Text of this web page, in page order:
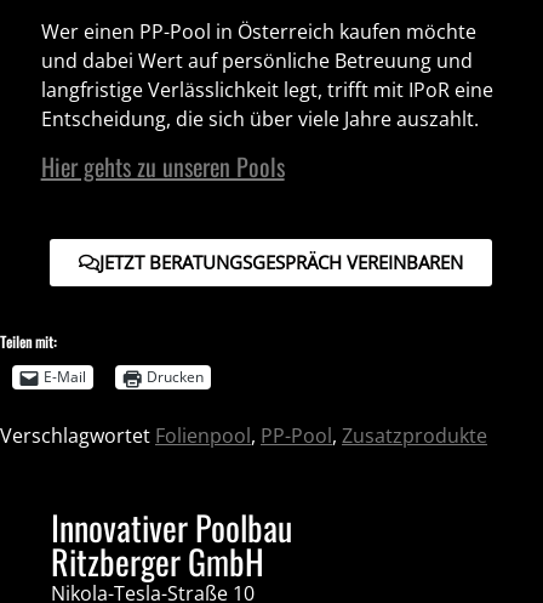
Wer einen PP-Pool in Österreich kaufen möchte
und dabei Wert auf persönliche Betreuung und
langfristige Verlässlichkeit legt, trifft mit IPoReine
Entscheidung, die sich über viele Jahre auszahlt.
Hier gehts zu unseren Pools
JETZT BERATUNGSGESPRÄCH VEREINBAREN
Teilen mit:
E-Mail
Drucken
Verschlagwortet Folienpool, PP-Pool, Zusatzprodukte
Innovativer Poolbau
Ritzberger GmbH
Nikola-Tesla-Straße 10